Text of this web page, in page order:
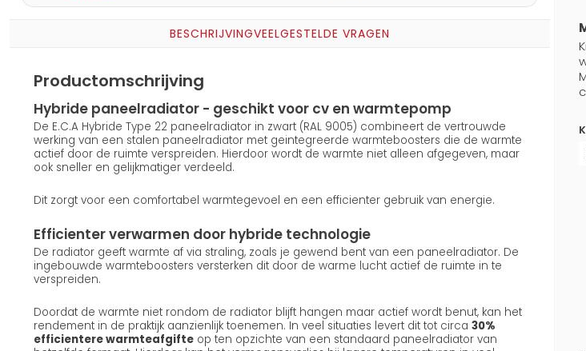
BESCHRIJVINGVEELGESTELDE VRAGEN
Productomschrijving
Hybride paneelradiator - geschikt voor cv en warmtepomp
De E.C.A Hybride Type 22 paneelradiator in zwart (RAL 9005) combineert de vertrouwde
werking van een stalen paneelradiator met geintegreerde warmteboosters die de warmte
actief door de ruimte verspreiden. Hierdoor wordt de warmte niet alleen afgegeven, maar
ook sneller en gelijkmatiger verdeeld.
Dit zorgt voor een comfortabel warmtegevoel en een efficienter gebruik van energie.
Efficienter verwarmen door hybride technologie
De radiator geeft warmte af via straling, zoals je gewend bent van een paneelradiator. De
ingebouwde warmteboosters versterken dit door de warme lucht actief de ruimte in te
verspreiden.
Doordat de warmte niet rondom de radiator blijft hangen maar actief wordt benut, kan het
rendement in de praktijk aanzienlijk toenemen. In veel situaties levert dit tot circa 30%
efficientere warmteafgifte op ten opzichte van een standaard paneelradiator van